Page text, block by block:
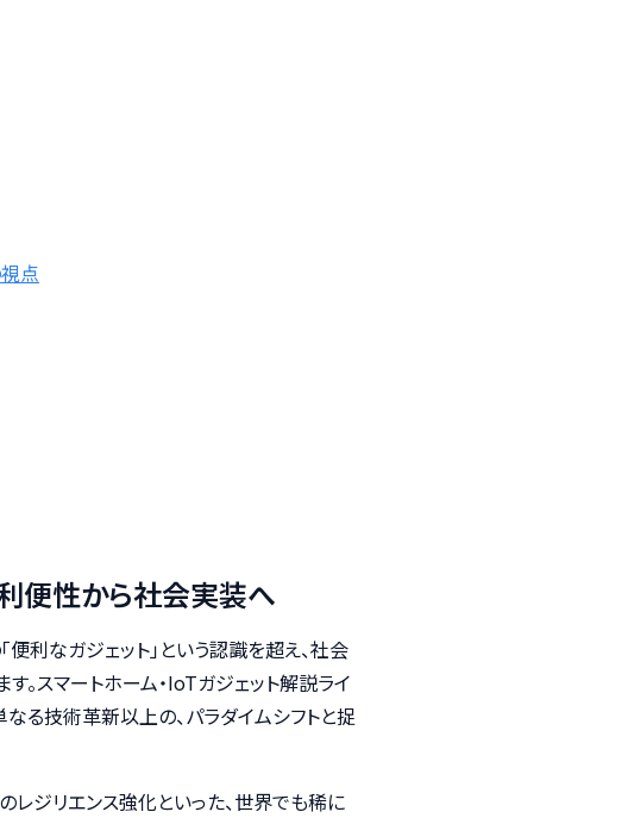
点
便性から社会実装へ
利なガジェット」という認識を超え、社会
。スマートホーム・IoTガジェット解説ライ
る技術革新以上の、パラダイムシフトと捉
レジリエンス強化といった、世界でも稀に